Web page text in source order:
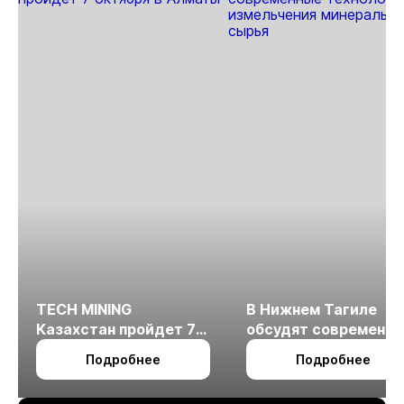
TECH MINING
Казахстан пройдет 7
октября в Алматы
Подробнее
В Нижнем Тагиле
обсудят
технологии
измельчения
Подробнее